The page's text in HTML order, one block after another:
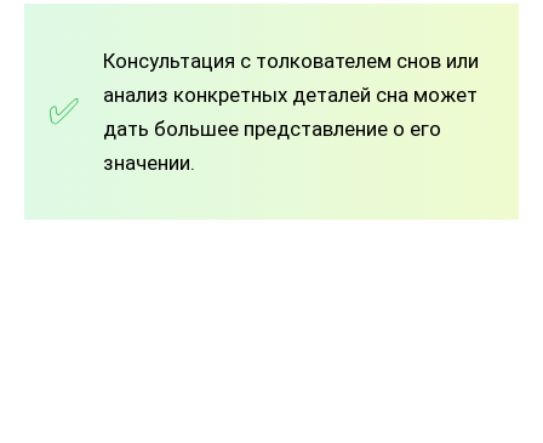
Консультация с толкователем снов или
анализ конкретных деталей сна может
дать большее представление о его
значении.